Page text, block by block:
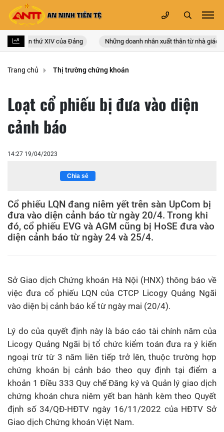
lần thứ XIV của Đảng Những doanh nhân xuất thân từ nhà giáo
Trang chủ Thị trường chứng khoán
Loạt cổ phiếu bị đưa vào diện
cảnh báo
14:27 19/04/2023
Chia sẻ
Cổ phiếu LQN đang niêm yết trên sàn UpCom bị
đưa vào diện cảnh báo từ ngày 20/4. Trong khi
đó, cổ phiếu EVG và AGM cũng bị HoSE đưa vào
diện cảnh báo từ ngày 24 và 25/4.
Sở Giao dịch Chứng khoán Hà Nội (HNX) thông báo về
việc đưa cổ phiếu LQN của CTCP Licogy Quảng Ngãi
vào diện bị cảnh báo kể từ ngày mai (20/4).
Lý do của quyết định này là báo cáo tài chính năm của
Licogy Quảng Ngãi bị tổ chức kiểm toán đưa ra ý kiến
ngoại trừ từ 3 năm liên tiếp trở lên, thuộc trường hợp
chứng khoán bị cảnh báo theo quy định tại điểm a
khoản 1 Điều 333 Quy chế Đăng ký và Quản lý giao dịch
chứng khoán chưa niêm yết ban hành kèm theo Quyết
định số 34/QĐ-HĐTV ngày 16/11/2022 của HĐTV Sở
Giao dịch Chứng khoán Việt Nam.